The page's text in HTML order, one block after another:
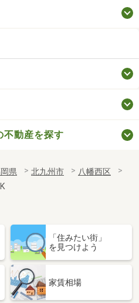
不動産を探す
県 北九州市
八幡西区
「住みたい街」
を見つけよう
家賃相場